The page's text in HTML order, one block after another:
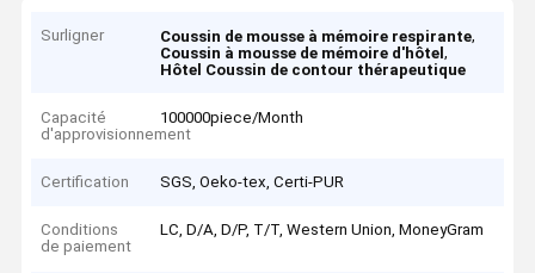
Surligner Coussin de mousse à mémoire respirante,
Coussin à mousse de mémoire d'hôtel,
Hôtel Coussin de contour thérapeutique
Capacité
d'approvisionnement
100000piece/Month
Certification SGS, Oeko-tex, Certi-PUR
Conditions
de paiement
LC, D/A, D/P, T/T, Western Union, MoneyGram